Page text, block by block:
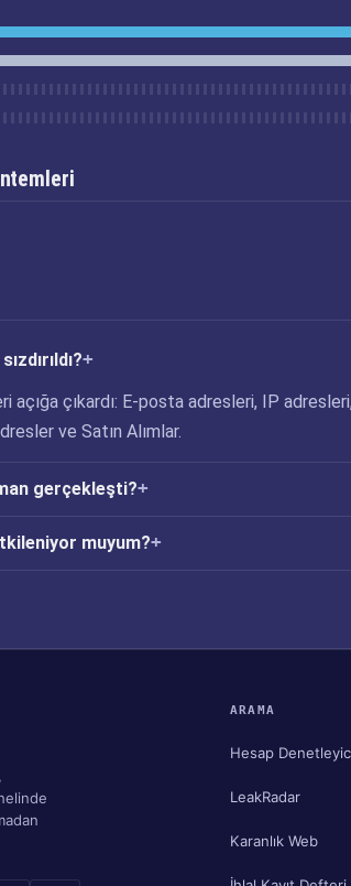
açığa çıkardı: E-posta adresleri, IP
ve Satın Alımlar.
gerçekleşti?
muyum?
ARAMA
Hesap
LeakRadar
Karanlık Web